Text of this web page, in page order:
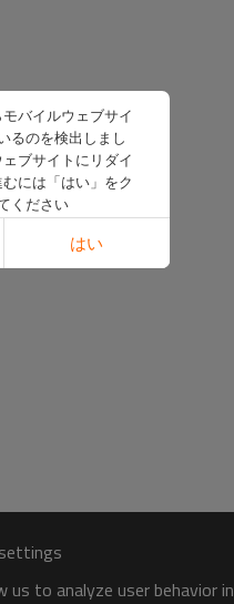
to analyze user
バイルウェブサイ
るのを検出しまし
ブサイトにリダイ
には「はい」をク
ください
はい